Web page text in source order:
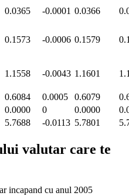
0.0365 -0.0001 0.0366
0.1573 -0.0006 0.1579
1.1558 -0.0043 1.1601
0.6084 0.0005 0.6079
0.0000
0 0.0000
5.7688 -0.0113 5.7801
valutar care te
incapand cu anul 2005